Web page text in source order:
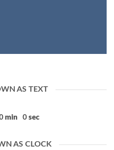
AS TEXT
min 0 sec
AS CLOCK